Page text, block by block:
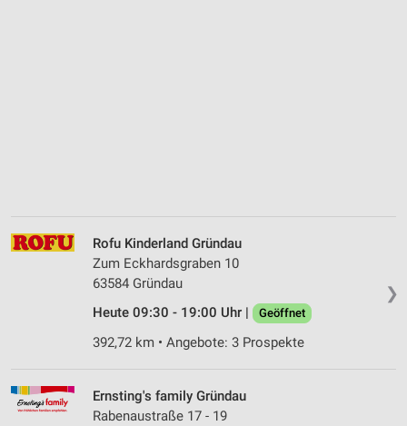
❯
Rofu Kinderland Gründau
Zum Eckhardsgraben 10
63584 Gründau
Heute 09:30 - 19:00 Uhr |
Geöffnet
392,72 km • Angebote: 3 Prospekte
Ernsting's family Gründau
Rabenaustraße 17 - 19